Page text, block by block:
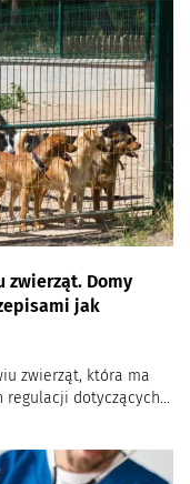
zwierząt. Domy
jak
zwierząt, która ma
dotyczących...